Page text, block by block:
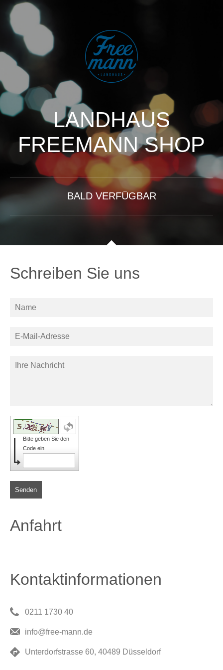
LANDHAUS
FREEMANN SHOP
BALD VERFÜGBAR
Schreiben Sie uns
Bitte geben Sie den
Code ein
Senden
Anfahrt
Kontaktinformationen
0211 1730 40
info@free-mann.de
Unterdorfstrasse 60, 40489 Düsseldorf